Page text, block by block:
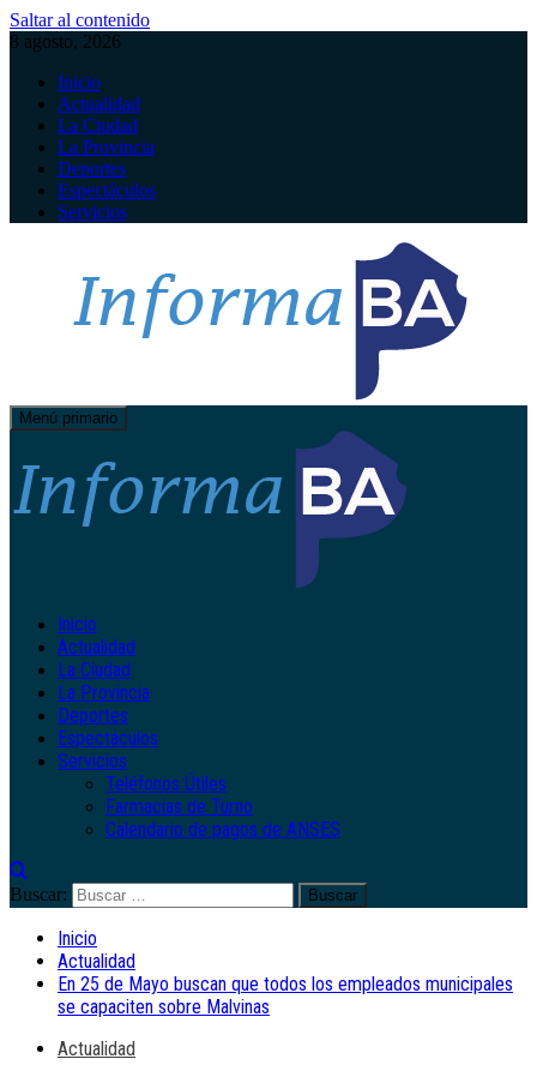
Saltar al contenido
8 agosto, 2026
Inicio
Actualidad
La Ciudad
La Provincia
Deportes
Espectáculos
Servicios
Menú primario
Inicio
Actualidad
La Ciudad
La Provincia
Deportes
Espectáculos
Servicios
Teléfonos Útiles
Farmacias de Turno
Calendario de pagos de ANSES
Buscar:
Inicio
Actualidad
En 25 de Mayo buscan que todos los empleados municipales
se capaciten sobre Malvinas
Actualidad